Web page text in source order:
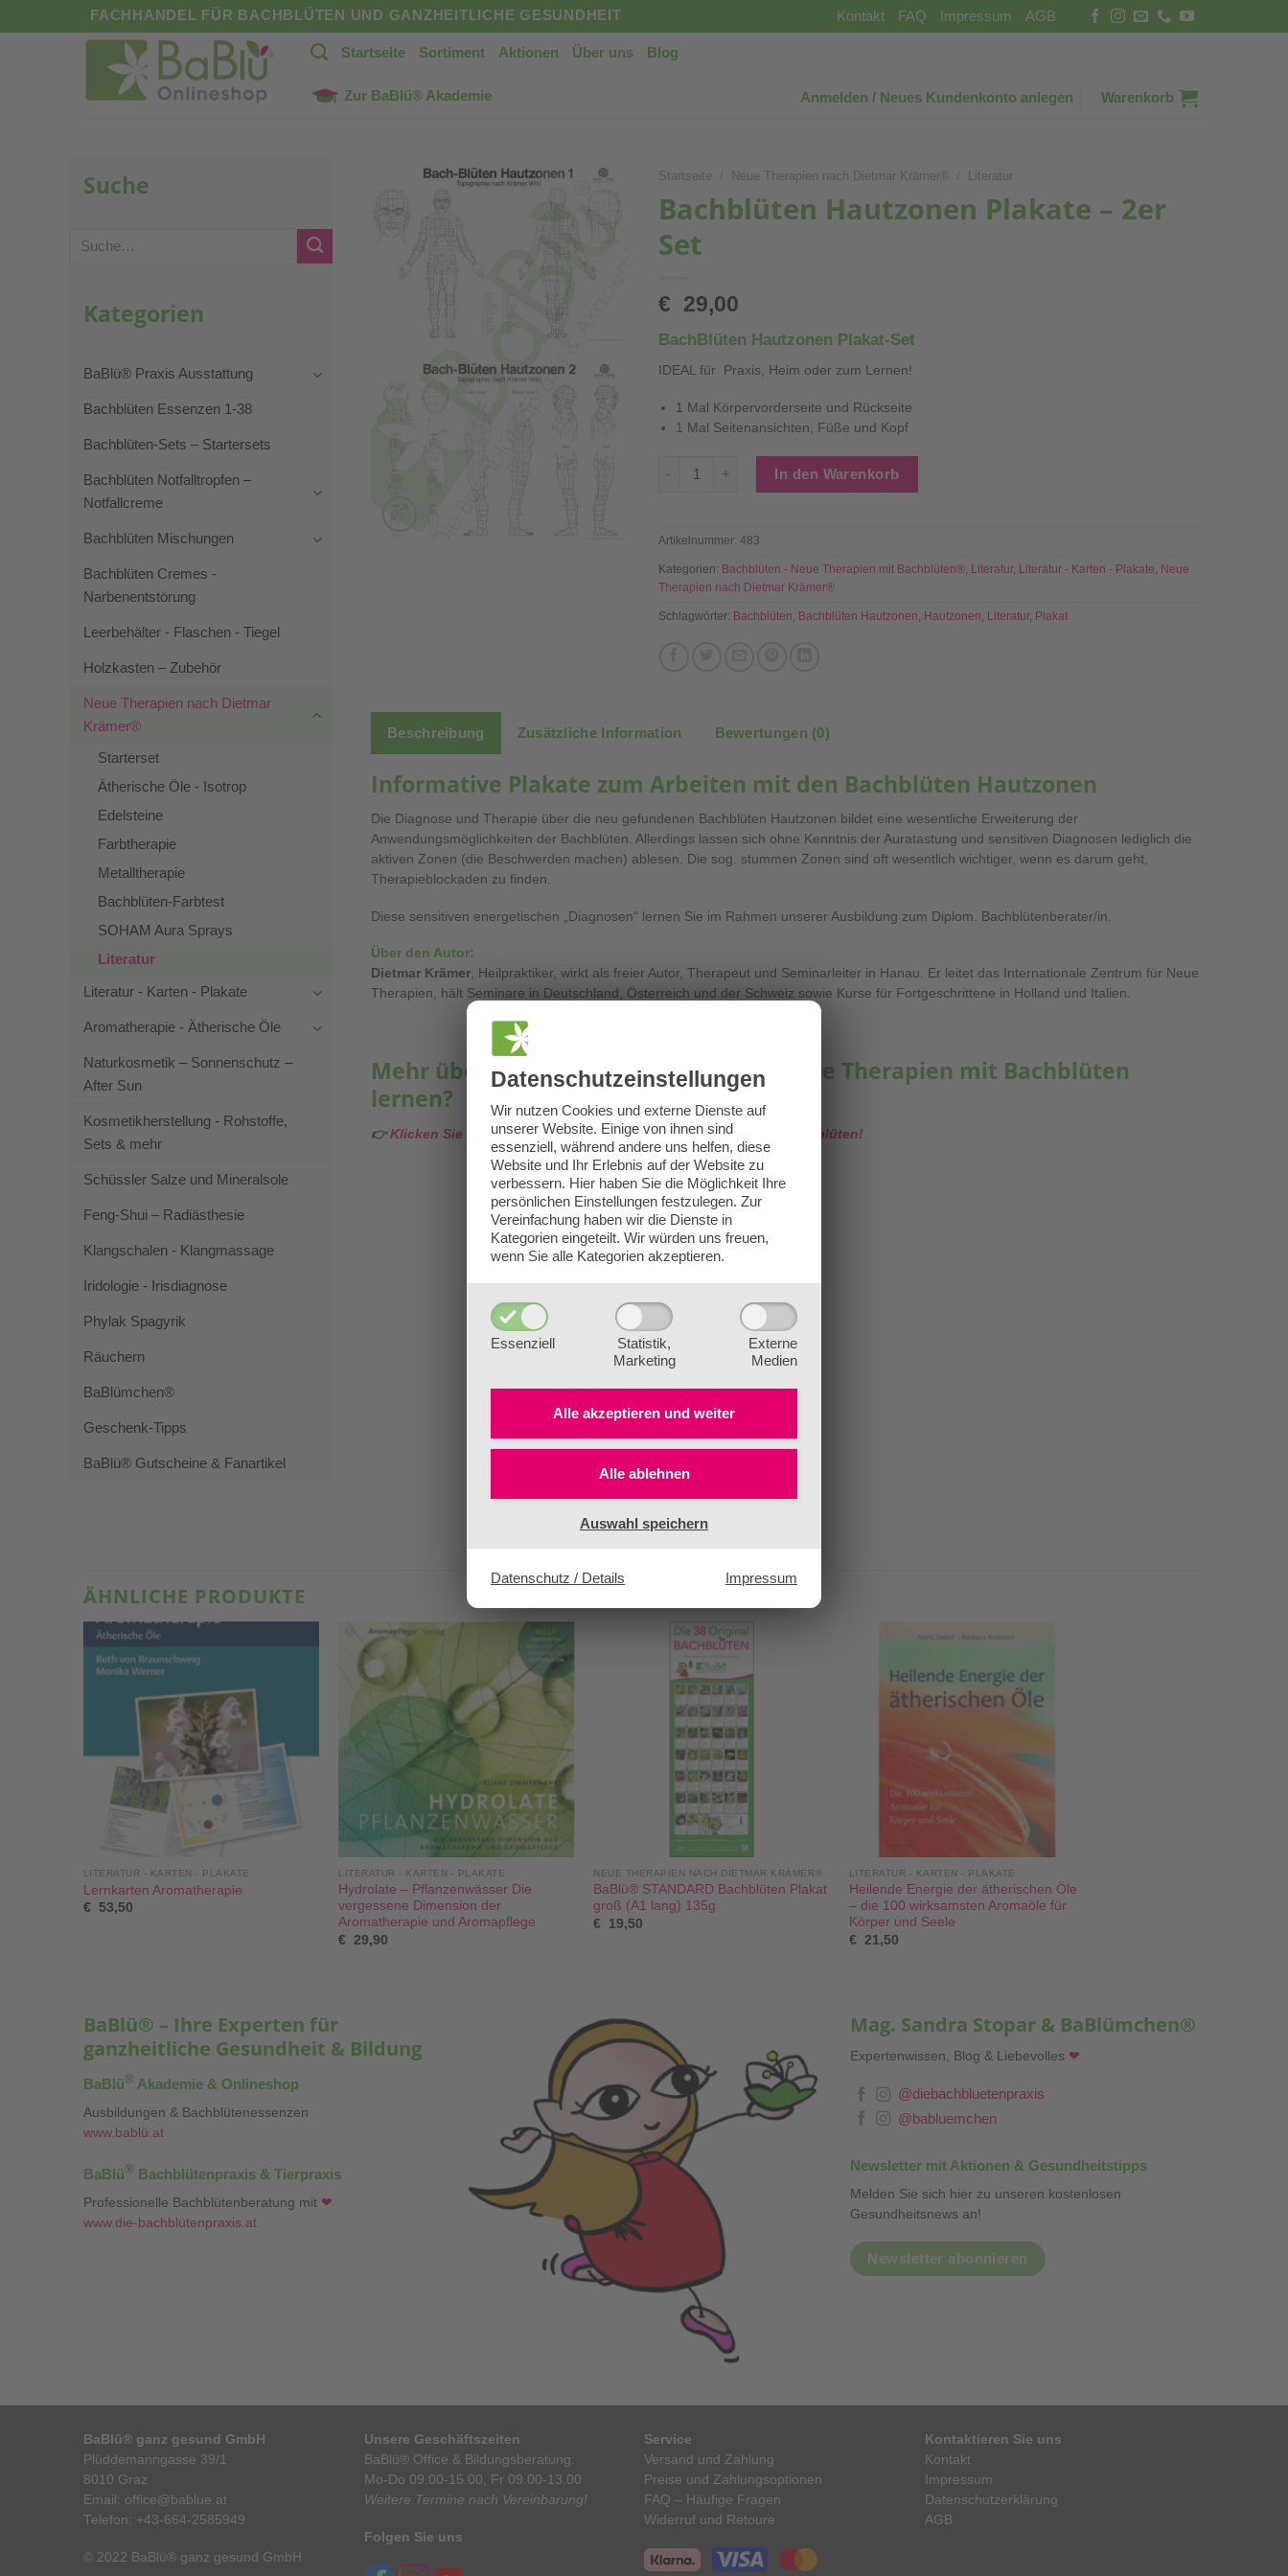
Datenschutz­einstellungen
Wir nutzen Cookies und externe Dienste auf
unserer Website. Einige von ihnen sind
essenziell, während andere uns helfen, diese
Website und Ihr Erlebnis auf der Website zu
verbessern. Hier haben Sie die Möglichkeit Ihre
persönlichen Einstellungen festzulegen. Zur
Vereinfachung haben wir die Dienste in
Kategorien eingeteilt. Wir würden uns freuen,
wenn Sie alle Kategorien akzeptieren.
Essenziell
Statistik,
Marketing
Externe
Medien
Alle akzeptieren und weiter
Alle ablehnen
Auswahl speichern
Datenschutz / Details Impressum
Inhalt
FACHHANDEL FÜR BACHBLÜTEN UND GANZHEITLICHE GESUNDHEIT Kontakt FAQ Impressum AGB
Startseite Sortiment Aktionen Über uns Blog
Zur BaBlü® Akademie Anmelden / Neues Kundenkonto anlegen Warenkorb
Startseite Neue Therapien nach Dietmar Krämer® Literatur
Bachblüten Hautzonen Plakate – 2er
Set
€ 29,00
BachBlüten Hautzonen Plakat-Set
IDEAL für Praxis, Heim oder zum Lernen!
1 Mal Körpervorderseite und Rückseite
1 Mal Seitenansichten, Füße und Kopf
Bachblüten Hautzonen Plakate – 2er Set Menge
In den Warenkorb
Artikelnummer: 483
Kategorien: Bachblüten - Neue Therapien mit Bachblüten®, Literatur, Literatur - Karten - Plakate Neue
Therapien nach Dietmar Krämer®
Schlagwörter: Bachblüten Bachblüten Hautzonen Hautzonen Literatur, Plakat
Beschreibung Zusätzliche Information Bewertungen (0)
Informative Plakate zum Arbeiten mit den Bachblüten Hautzonen
Die Diagnose und Therapie über die neu gefundenen Bachblüten Hautzonen bildet eine wesentliche Erweiterung der
Anwendungsmöglichkeiten der Bachblüten. Allerdings lassen sich ohne Kenntnis der Auratastung und sensitiven Diagnosen lediglich die
aktiven Zonen (die Beschwerden machen) ablesen. Die sog. stummen Zonen sind oft wesentlich wichtiger, wenn es darum geht,
Therapieblockaden zu finden.
Diese sensitiven energetischen „Diagnosen“ lernen Sie im Rahmen unserer Ausbildung zum Diplom. Bachblütenberater/in.
Über den Autor:
Dietmar Krämer, Heilpraktiker, wirkt als freier Autor, Therapeut und Seminarleiter in Hanau. Er leitet das Internationale Zentrum für Neue
Therapien, hält Seminare in Deutschland, Österreich und der Schweiz sowie Kurse für Fortgeschrittene in Holland und Italien.
Mehr über Bachblüten, Hautzonen & neue Therapien mit Bachblüten
lernen?
👉Klicken Sie HIER für alle Infos zu unseren Ausbildungen für Bachblüten!
Suche
Suche
Kategorien
BaBlü® Praxis Ausstattung
Bachblüten Essenzen 1-38
Bachblüten-Sets – Startersets
Bachblüten Notfalltropfen –
Notfallcreme
Bachblüten Mischungen
Bachblüten Cremes -
Narbenentstörung
Leerbehälter - Flaschen - Tiegel
Holzkasten – Zubehör
Neue Therapien nach Dietmar
Krämer®
Starterset
Ätherische Öle - Isotrop
Edelsteine
Farbtherapie
Metalltherapie
Bachblüten-Farbtest
SOHAM Aura Sprays
Literatur
Literatur - Karten - Plakate
Aromatherapie - Ätherische Öle
Naturkosmetik – Sonnenschutz –
After Sun
Kosmetikherstellung - Rohstoffe,
Sets & mehr
Schüssler Salze und Mineralsole
Feng-Shui – Radiästhesie
Klangschalen - Klangmassage
Iridologie - Irisdiagnose
Phylak Spagyrik
Räuchern
BaBlümchen®
Geschenk-Tipps
BaBlü® Gutscheine & Fanartikel
ÄHNLICHE PRODUKTE
LITERATUR - KARTEN - PLAKATE
Lernkarten Aromatherapie
€
53,50
LITERATUR - KARTEN - PLAKATE
Hydrolate – Pflanzenwässer Die
vergessene Dimension der
Aromatherapie und Aromapflege
€
29,90
NEUE THERAPIEN NACH DIETMAR KRÄMER®
BaBlü® STANDARD Bachblüten Plakat
groß (A1 lang) 135g
€
19,50
LITERATUR - KARTEN - PLAKATE
Heilende Energie der ätherischen Öle
– die 100 wirksamsten Aromaöle für
Körper und Seele
€ 21,50
BaBlü® – Ihre Experten für
ganzheitliche Gesundheit & Bildung
BaBlü® Akademie & Onlineshop
Ausbildungen & Bachblütenessenzen
www.bablü.at
BaBlü® Bachblütenpraxis & Tierpraxis
Professionelle Bachblütenberatung mit ❤
www.die-bachblütenpraxis.at
Mag. Sandra Stopar & BaBlümchen®
Expertenwissen, Blog & Liebevolles ❤
@diebachbluetenpraxis
@babluemchen
Newsletter mit Aktionen & Gesundheitstipps
Melden Sie sich hier zu unseren kostenlosen
Gesundheitsnews an!
Newsletter abonnieren
BaBlü® ganz gesund GmbH
Plüddemanngasse 39/1
8010 Graz
Email: office@bablue.at
Telefon: +43-664-2585949
© 2022 BaBlü® ganz gesund GmbH
Unsere Geschäftszeiten
BaBlü® Office & Bildungsberatung:
Mo-Do 09.00-15.00, Fr 09.00-13.00
Weitere Termine nach Vereinbarung!
Folgen Sie uns
Service
Versand und Zahlung
Preise und Zahlungsoptionen
FAQ – Häufige Fragen
Widerruf und Retoure
Kontaktieren Sie uns
Kontakt
Impressum
Datenschutzerklärung
AGB